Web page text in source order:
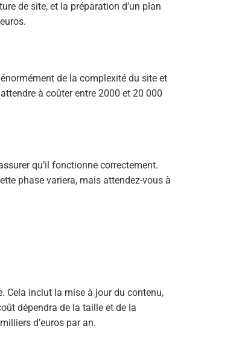
de site, et la préparation d’un plan
de la complexité du site et
à coûter entre 2000 et 20 000
qu’il fonctionne correctement.
phase variera, mais attendez-vous à
Cela inclut la mise à jour du contenu,
dépendra de la taille et de la
d’euros par an.